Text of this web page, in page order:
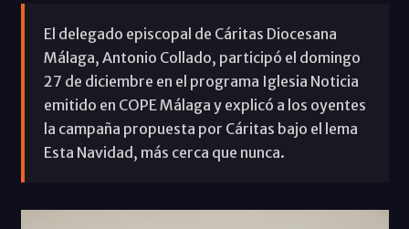
El delegado episcopal de Cáritas Diocesana
Málaga, Antonio Collado, participó el domingo
27 de diciembre en el programa Iglesia Noticia
emitido en COPE Málaga y explicó a los oyentes
la campaña propuesta por Cáritas bajo el lema
Esta Navidad, más cerca que nunca.